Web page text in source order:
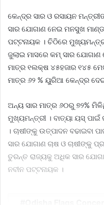
କେନ୍ଦ୍ର ସାର ଓ ରସାୟନ
ସାର ଯୋଗାଣ ନେଇ ମନସୁଖ
ପଟ୍ଟନାୟକ । ଚିଠିରେ
ଜୁଲାଇ ମାସରେ କମ୍ ସାର
ମାତ୍ର ୧ଲକ୍ଷ ୪୫ହଜାର ୧୪୫
ମାତ୍ର ୬୨ % ୟୁରିଆ କେନ୍ଦ୍ର
ଅନ୍ୟ ସାର ମାତ୍ର ୬୦ରୁ ୭୨%
ମୁଖ୍ୟମନ୍ତ୍ରୀ । ବାତ୍ୟା ୟସ୍
। ଚାଷୀଙ୍କୁ ଉତ୍ପାଦନ ବଢାଇବା
ସାର ଯୋଗାଣ ଚାଷ ଓ ଚାଷୀଙ୍କୁ
ତୁରନ୍ତ ରାଜ୍ୟକୁ ଅଧିକ ସାର
ନବୀନ ପଟ୍ଟନାୟକ ।